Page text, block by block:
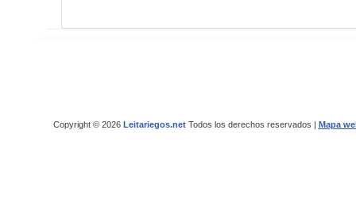
Copyright © 2026 Leitariegos.netTodos los derechos reservados | Mapa